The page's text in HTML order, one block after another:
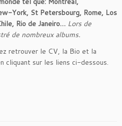
York, St Petersbourg, Rome, Los
Rio de Janeiro… Lors de
de nombreux albums.
retrouver le CV, la Bio et la
cliquant sur les liens ci-dessous.